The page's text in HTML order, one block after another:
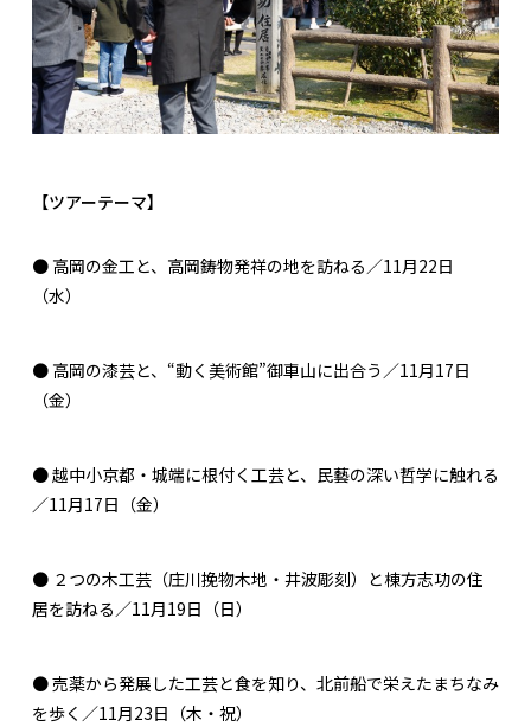
【ツアーテーマ】
● 高岡の金工と、高岡鋳物発祥の地を訪ねる／11月22日
（水）
● 高岡の漆芸と、“動く美術館”御車山に出合う／11月17日
（金）
● 越中小京都・城端に根付く工芸と、民藝の深い哲学に触れる
／11月17日（金）
● ２つの木工芸（庄川挽物木地・井波彫刻）と棟方志功の住
居を訪ねる／11月19日（日）
● 売薬から発展した工芸と食を知り、北前船で栄えたまちなみ
を歩く／11月23日（木・祝）